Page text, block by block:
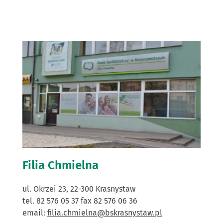
Filia Chmielna
ul. Okrzei 23, 22-300 Krasnystaw
tel. 82 576 05 37 fax 82 576 06 36
email: filia.chmielna@bskrasnystaw.pl